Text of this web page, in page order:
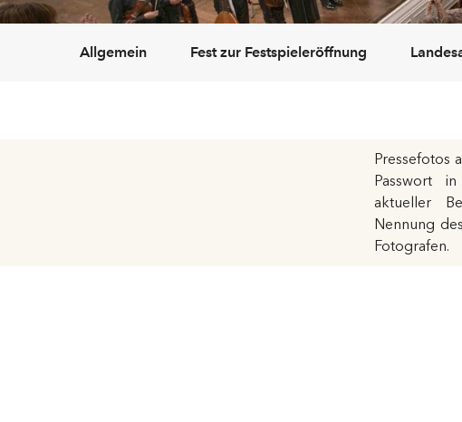
Allgemein Fest zur Festspieleröffnung
Pressefotos
Passwort
aktueller
Nennung
Fotografen.